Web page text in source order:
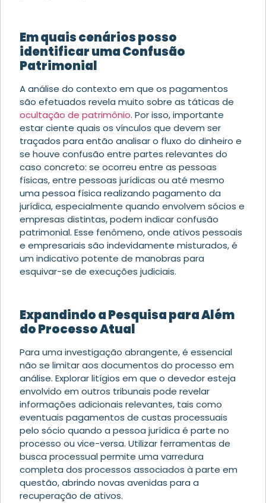
Em quais cenários posso
identificar uma Confusão
Patrimonial
A análise do contexto em que os pagamentos
são efetuados revela muito sobre as táticas de
ocultação de patrimônio. Por isso, importante
estar ciente quais os vínculos que devem ser
traçados para então analisar o fluxo do dinheiro e
se houve confusão entre partes relevantes do
caso concreto: se ocorreu entre as pessoas
físicas, entre pessoas jurídicas ou até mesmo
uma pessoa física realizando pagamento da
jurídica, especialmente quando envolvem sócios e
empresas distintas, podem indicar confusão
patrimonial. Esse fenômeno, onde ativos pessoais
e empresariais são indevidamente misturados, é
um indicativo potente de manobras para
esquivar-se de execuções judiciais.
Expandindo a Pesquisa para Além
do Processo Atual
Para uma investigação abrangente, é essencial
não se limitar aos documentos do processo em
análise. Explorar litígios em que o devedor esteja
envolvido em outros tribunais pode revelar
informações adicionais relevantes, tais como
eventuais pagamentos de custas processuais
pelo sócio quando a pessoa jurídica é parte no
processo ou vice-versa. Utilizar ferramentas de
busca processual permite uma varredura
completa dos processos associados à parte em
questão, abrindo novas avenidas para a
recuperação de ativos.